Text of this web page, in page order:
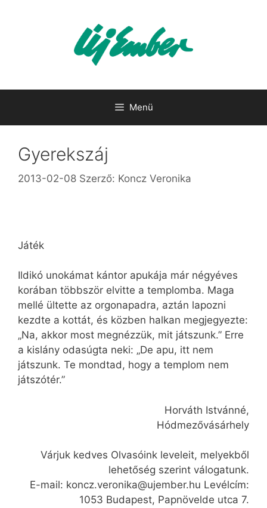
Menü
Gyerekszáj
2013-02-08 Szerző: Koncz Veronika
Játék
Ildikó unokámat kántor apukája már négyéves
korában többször elvitte a templomba. Maga
mellé ültette az orgonapadra, aztán lapozni
kezdte a kottát, és közben halkan megjegyezte:
„Na, akkor most megnézzük, mit játszunk.” Erre
a kislány odasúgta neki: „De apu, itt nem
játszunk. Te mondtad, hogy a templom nem
játszótér.”
Horváth Istvánné,
Hódmezővásárhely
Várjuk kedves Olvasóink leveleit, melyekből
lehetőség szerint válogatunk.
E-mail: koncz.veronika@ujember.hu Levélcím:
1053 Budapest, Papnövelde utca 7.